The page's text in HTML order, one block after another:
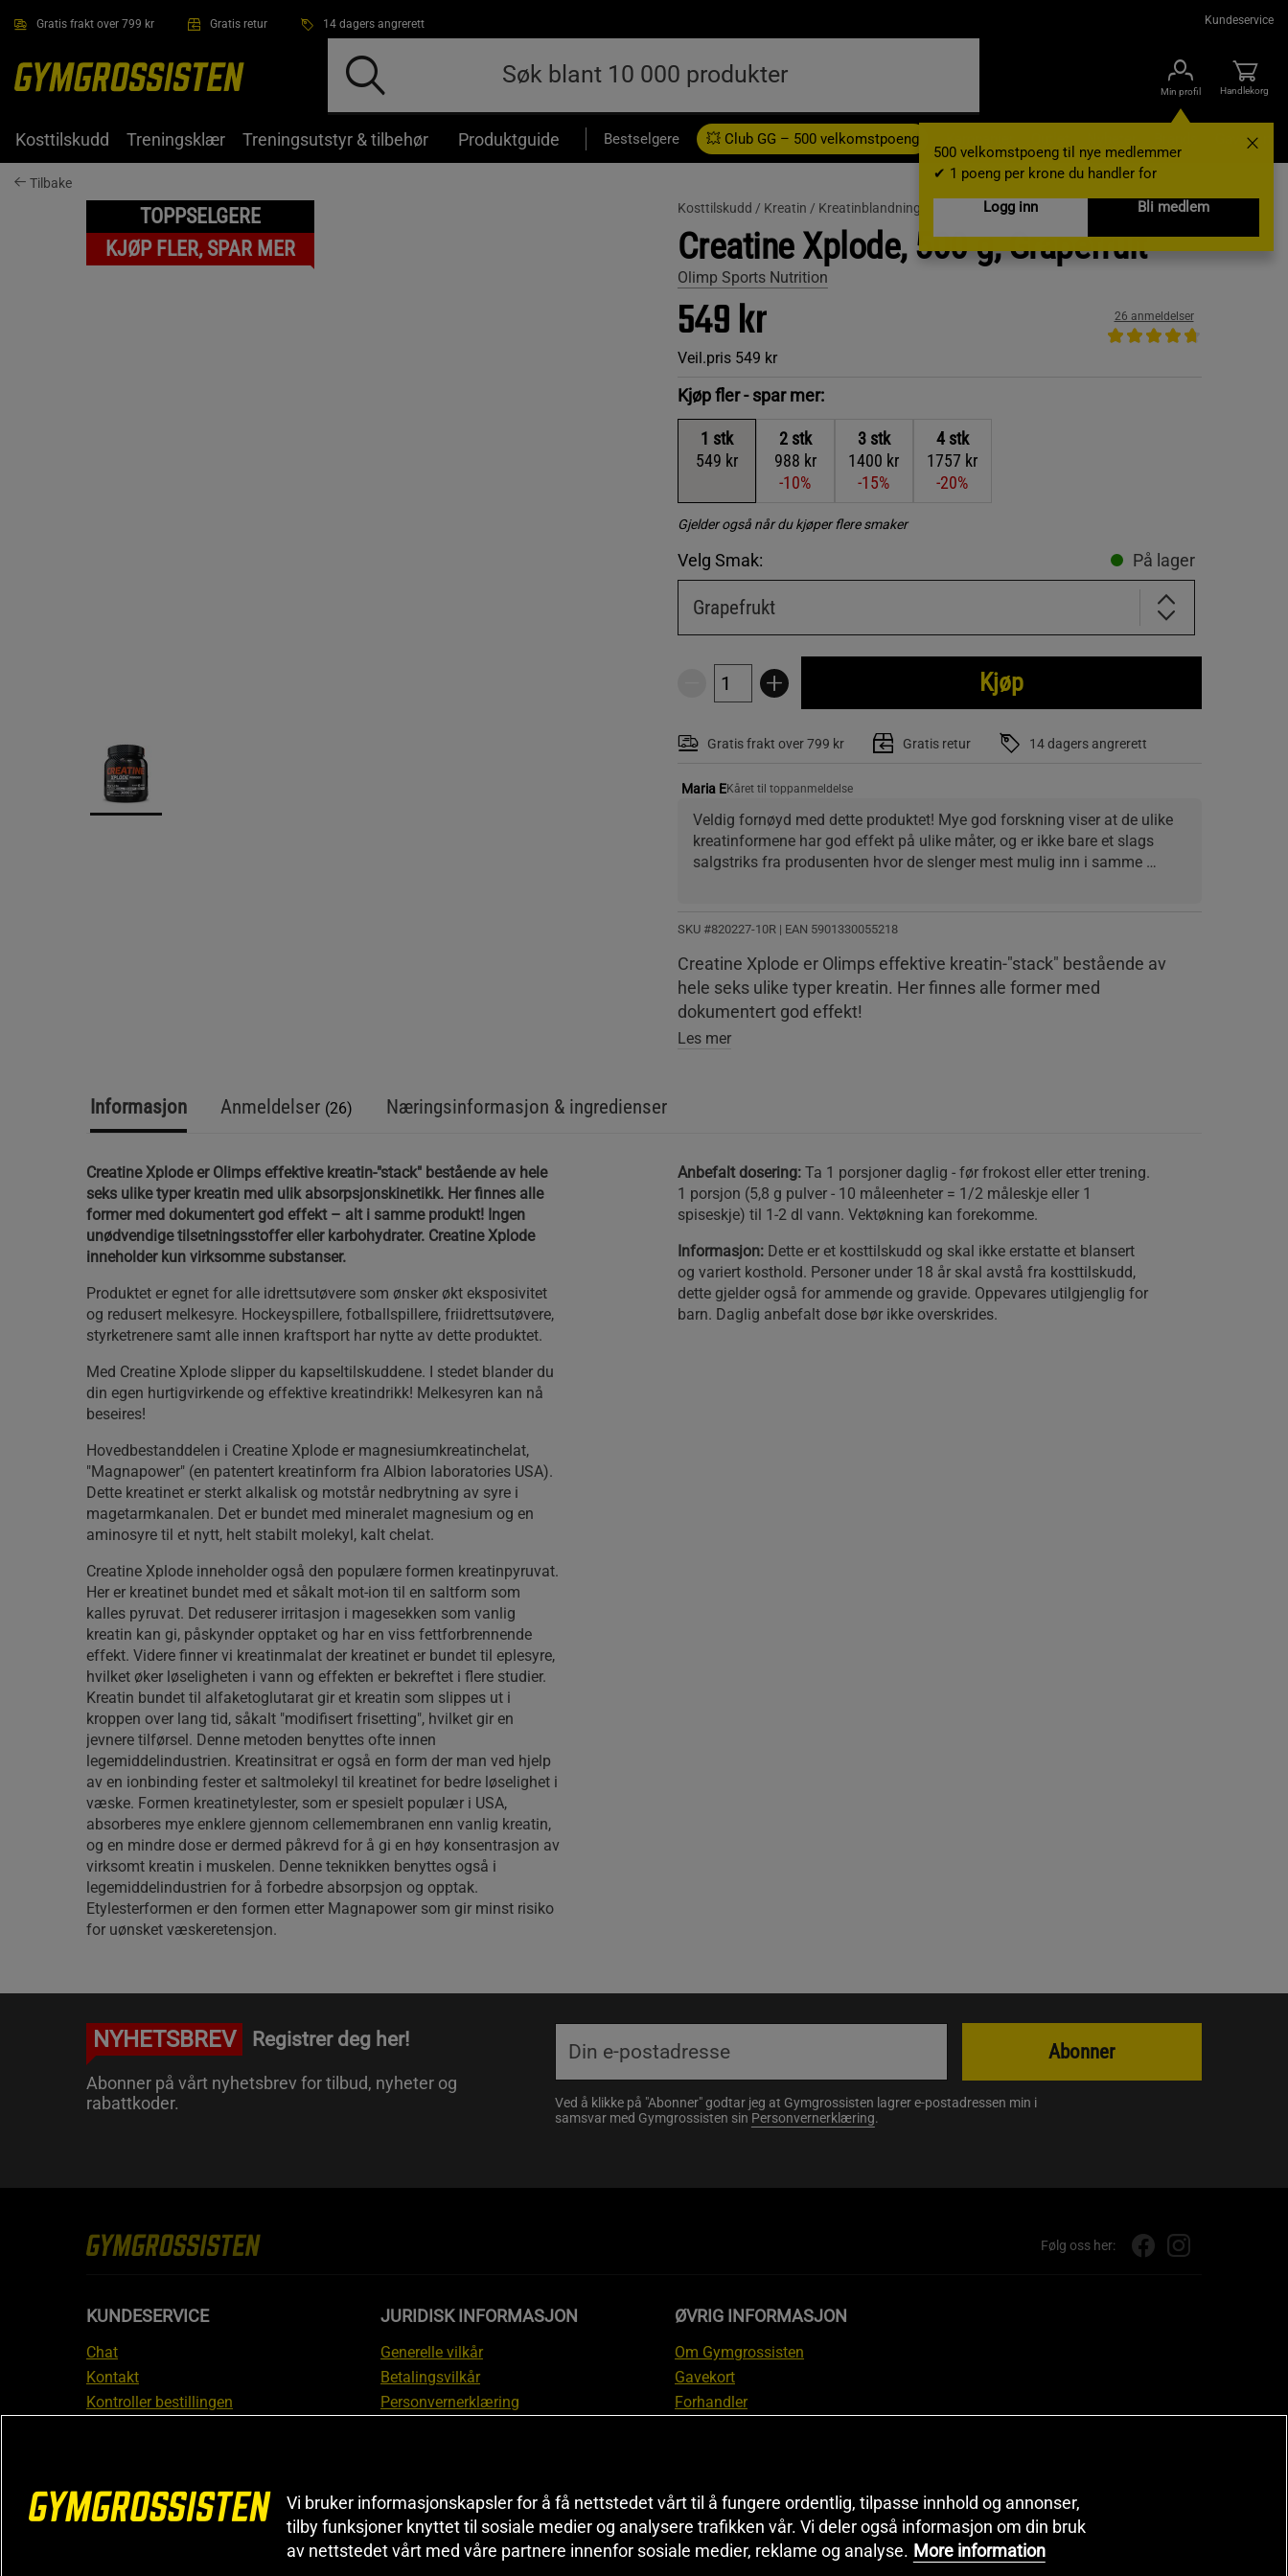
Gratis frakt over 799 kr Gratis retur 14 dagers angrerett Kundeservice
Min profil
500 velkomstpoeng til nye medlemmer
✔ 1 poeng per krone du handler for
Logg inn
Bli medlem
Handlekorg
Kosttilskudd Treningsklær Treningsutstyr & tilbehør Produktguide Bestselgere 💥 Club GG – 500 velkomstpoeng Gavekort
Tilbake
TOPPSELGERE
KJØP FLER, SPAR MER
Kosttilskudd / Kreatin / Kreatinblandning
Creatine Xplode, 500 g, Grapefruit
Olimp Sports Nutrition
549 kr
Veil.pris 549 kr
26 anmeldelser
Kjøp fler - spar mer:
1 stk
549 kr
2stk
988 kr
-10%
3stk
1400 kr
-15%
4stk
1757 kr
-20%
Gjelder også når du kjøper flere smaker
Velg Smak: På lager
Grapefrukt
Kjøp
Gratis frakt over 799 kr Gratis retur 14 dagers angrerett
Maria EKåret til toppanmeldelse
Veldig fornøyd med dette produktet! Mye god forskning viser at de ulike
kreatinformene har god effekt på ulike måter, og er ikke bare et slags
salgstriks fra produsenten hvor de slenger mest mulig inn i samme
ikke tar kreatinet på en ukes tid. Er også veldig praktisk og enkelt at man
med kreatin monohydrat.
Har også erfart at dette pulveret løser seg ekstremt lett opp i eplejuice.
SKU #820227-10R | EAN 5901330055218
Creatine Xplode er Olimps effektive kreatin-"stack" bestående av
hele seks ulike typer kreatin. Her finnes alle former med
dokumentert god effekt!
Les mer
Informasjon Anmeldelser (26) Næringsinformasjon & ingredienser
Creatine Xplode er Olimps effektive kreatin-"stack" bestående av hele
seks ulike typer kreatin med ulik absorpsjonskinetikk. Her finnes alle
former med dokumentert god effekt – alt i samme produkt! Ingen
unødvendige tilsetningsstoffer eller karbohydrater. Creatine Xplode
inneholder kun virksomme substanser.
Produktet er egnet for alle idrettsutøvere som ønsker økt eksposivitet
og redusert melkesyre. Hockeyspillere, fotballspillere, friidrettsutøvere,
styrketrenere samt alle innen kraftsport har nytte av dette produktet.
Med Creatine Xplode slipper du kapseltilskuddene. I stedet blander du
din egen hurtigvirkende og effektive kreatindrikk! Melkesyren kan nå
beseires!
Hovedbestanddelen i Creatine Xplode er magnesiumkreatinchelat,
"Magnapower" (en patentert kreatinform fra Albion laboratories USA).
Dette kreatinet er sterkt alkalisk og motstår nedbrytning av syre i
magetarmkanalen. Det er bundet med mineralet magnesium og en
aminosyre til et nytt, helt stabilt molekyl, kalt chelat.
Creatine Xplode inneholder også den populære formen kreatinpyruvat.
Her er kreatinet bundet med et såkalt mot-ion til en saltform som
kalles pyruvat. Det reduserer irritasjon i magesekken som vanlig
kreatin kan gi, påskynder opptaket og har en viss fettforbrennende
effekt. Videre finner vi kreatinmalat der kreatinet er bundet til eplesyre,
hvilket øker løseligheten i vann og effekten er bekreftet i flere studier.
Kreatin bundet til alfaketoglutarat gir et kreatin som slippes ut i
kroppen over lang tid, såkalt "modifisert frisetting", hvilket gir en
jevnere tilførsel. Denne metoden benyttes ofte innen
legemiddelindustrien. Kreatinsitrat er også en form der man ved hjelp
av en ionbinding fester et saltmolekyl til kreatinet for bedre løselighet i
væske. Formen kreatinetylester, som er spesielt populær i USA,
absorberes mye enklere gjennom cellemembranen enn vanlig kreatin,
og en mindre dose er dermed påkrevd for å gi en høy konsentrasjon av
virksomt kreatin i muskelen. Denne teknikken benyttes også i
legemiddelindustrien for å forbedre absorpsjon og opptak.
Etylesterformen er den formen etter Magnapower som gir minst risiko
for uønsket væskeretensjon.
Anbefalt dosering:Ta 1 porsjoner daglig - før frokost eller etter trening.
1 porsjon (5,8 g pulver - 10 måleenheter = 1/2 måleskje eller 1
spiseskje) til 1-2 dl vann. Vektøkning kan forekomme.
Informasjon:Dette er et kosttilskudd og skal ikke erstatte et blansert
og variert kosthold. Personer under 18 år skal avstå fra kosttilskudd,
dette gjelder også for ammende og gravide. Oppevares utilgjenglig for
barn. Daglig anbefalt dose bør ikke overskrides.
NYHETSBREV Registrer deg her!
Abonner på vårt nyhetsbrev for tilbud, nyheter og
rabattkoder.
Ved å klikke på "Abonner" godtar jeg at Gymgrossisten lagrer e-postadressen min i
samsvar med Gymgrossisten sin Personvernerklæring.
Abonner
Følg oss her:
KUNDESERVICE
Chat
Kontakt
Kontroller bestillingen
JURIDISK INFORMASJON
Generelle vilkår
Betalingsvilkår
Personvernerklæring
Informasjon om angrerett og
reklamasjon
Cookieinnstillinger
ØVRIG INFORMASJON
Om Gymgrossisten
Gavekort
Forhandler
Sitemap
Black Friday
Artikler & Øvelser
Vi bruker informasjonskapsler for å få nettstedet vårt til å fungere ordentlig, tilpasse innhold og annonser,
tilby funksjoner knyttet til sosiale medier og analysere trafikken vår. Vi deler også informasjon om din bruk
av nettstedet vårt med våre partnere innenfor sosiale medier, reklame og analyse. More information